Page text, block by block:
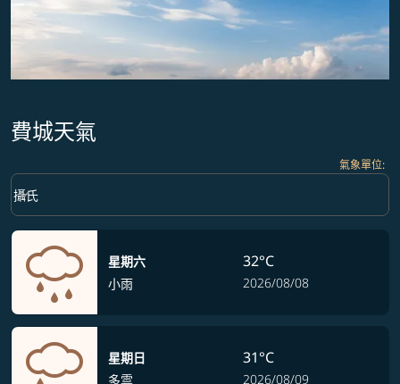
費城天氣
氣象單位:
Weather unit option 攝氏 Selected
攝氏
keyboard_arrow_down
星期六
小雨
32°C
2026/08/08
星期日
多雲
31°C
2026/08/09